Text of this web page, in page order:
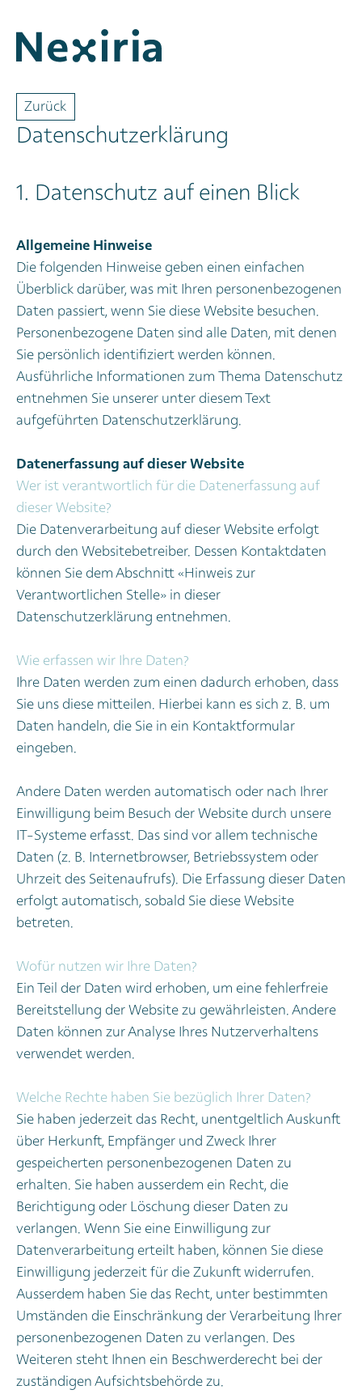
Zurück
Datenschutzerklärung
1. Datenschutz auf einen Blick
Allgemeine Hinweise
Die folgenden Hinweise geben einen einfachen
Überblick darüber, was mit Ihren personenbezogenen
Daten passiert, wenn Sie diese Website besuchen.
Personenbezogene Daten sind alle Daten, mit denen
Sie persönlich identifiziert werden können.
Ausführliche Informationen zum Thema Datenschutz
entnehmen Sie unserer unter diesem Text
aufgeführten Datenschutzerklärung.
Datenerfassung auf dieser Website
Wer ist verantwortlich für die Datenerfassung auf
dieser Website?
Die Datenverarbeitung auf dieser Website erfolgt
durch den Websitebetreiber. Dessen Kontaktdaten
können Sie dem Abschnitt «Hinweis zur
Verantwortlichen Stelle» in dieser
Datenschutzerklärung entnehmen.
Wie erfassen wir Ihre Daten?
Ihre Daten werden zum einen dadurch erhoben, dass
Sie uns diese mitteilen. Hierbei kann es sich z. B. um
Daten handeln, die Sie in ein Kontaktformular
eingeben.
Andere Daten werden automatisch oder nach Ihrer
Einwilligung beim Besuch der Website durch unsere
IT-Systeme erfasst. Das sind vor allem technische
Daten (z. B. Internetbrowser, Betriebssystem oder
Uhrzeit des Seitenaufrufs). Die Erfassung dieser Daten
erfolgt automatisch, sobald Sie diese Website
betreten.
Wofür nutzen wir Ihre Daten?
Ein Teil der Daten wird erhoben, um eine fehlerfreie
Bereitstellung der Website zu gewährleisten. Andere
Daten können zur Analyse Ihres Nutzerverhaltens
verwendet werden.
Welche Rechte haben Sie bezüglich Ihrer Daten?
Sie haben jederzeit das Recht, unentgeltlich Auskunft
über Herkunft, Empfänger und Zweck Ihrer
gespeicherten personenbezogenen Daten zu
erhalten. Sie haben ausserdem ein Recht, die
Berichtigung oder Löschung dieser Daten zu
verlangen. Wenn Sie eine Einwilligung zur
Datenverarbeitung erteilt haben, können Sie diese
Einwilligung jederzeit für die Zukunft widerrufen.
Ausserdem haben Sie das Recht, unter bestimmten
Umständen die Einschränkung der Verarbeitung Ihrer
personenbezogenen Daten zu verlangen. Des
Weiteren steht Ihnen ein Beschwerderecht bei der
zuständigen Aufsichtsbehörde zu.